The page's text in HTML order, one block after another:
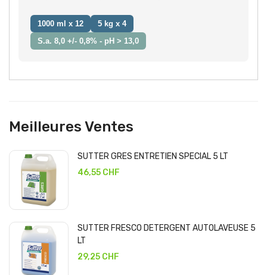
1000 ml x 12
5 kg x 4
S.a. 8,0 +/- 0,8% - pH > 13,0
Meilleures Ventes
SUTTER GRES ENTRETIEN SPECIAL 5 LT
46,55 CHF
SUTTER FRESCO DETERGENT AUTOLAVEUSE 5
LT
29,25 CHF